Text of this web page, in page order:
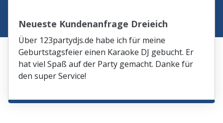
Neueste Kundenanfrage Dreieich
Über 123partydjs.de habe ich für meine
Geburtstagsfeier einen Karaoke DJ gebucht. Er
hat viel Spaß auf der Party gemacht. Danke für
den super Service!